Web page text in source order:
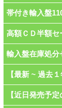
帯付き輸入盤
高額ＣＤ半額セ
輸入盤在庫処分
【最新 ~ 過去
【近日発売予